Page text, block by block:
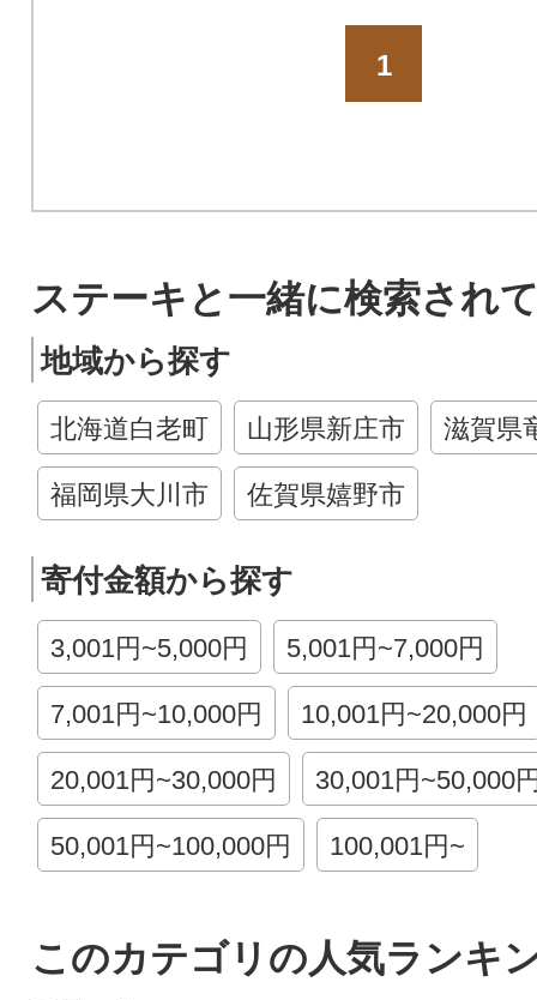
1
ステーキと一緒に検索され
地域から探す
北海道白老町 山形県新庄市 滋賀県
福岡県大川市 佐賀県嬉野市
寄付金額から探す
3,001円~5,000円 5,001円~7,000円
7,001円~10,000円 10,001円~20,000円
20,001円~30,000円 30,001円~50,000
50,001円~100,000円 100,001円~
このカテゴリの人気ランキ